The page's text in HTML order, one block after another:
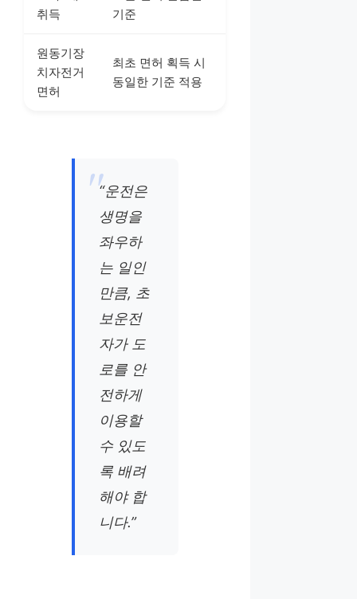
취득
기준
원동기장
치자전거
면허
최초 면허 획득 시
동일한 기준 적용
“운전은
생명을
좌우하
는 일인
만큼, 초
보운전
자가 도
로를 안
전하게
이용할
수 있도
록 배려
해야 합
니다.”